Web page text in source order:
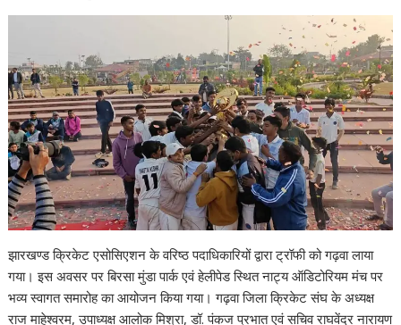
झारखण्ड क्रिकेट एसोसिएशन के वरिष्ठ पदाधिकारियों द्वारा ट्रॉफी को गढ़वा लाया
गया। इस अवसर पर बिरसा मुंडा पार्क एवं हेलीपेड स्थित नाट्य ऑडिटोरियम मंच पर
भव्य स्वागत समारोह का आयोजन किया गया। गढ़वा जिला क्रिकेट संघ के अध्यक्ष
राज माहेश्वरम, उपाध्यक्ष आलोक मिश्रा, डॉ. पंकज प्रभात एवं सचिव राघवेंद्र नारायण